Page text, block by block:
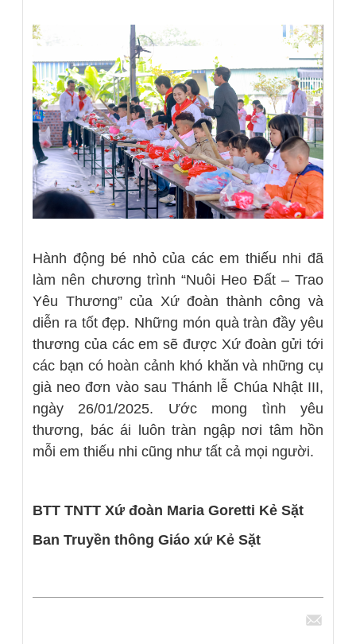
Hành động bé nhỏ của các em thiếu nhi đã
làm nên chương trình “Nuôi Heo Đất – Trao
Yêu Thương” của Xứ đoàn thành công và
diễn ra tốt đẹp. Những món quà tràn đầy yêu
thương của các em sẽ được Xứ đoàn gửi tới
các bạn có hoàn cảnh khó khăn và những cụ
già neo đơn vào sau Thánh lễ Chúa Nhật III,
ngày 26/01/2025. Ước mong tình yêu
thương, bác ái luôn tràn ngập nơi tâm hồn
mỗi em thiếu nhi cũng như tất cả mọi người.
BTT TNTT Xứ đoàn Maria Goretti Kẻ Sặt
Ban Truyền thông Giáo xứ Kẻ Sặt